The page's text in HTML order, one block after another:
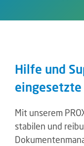
Hilfe und
eingesetzte
Mit unserem
stabilen und